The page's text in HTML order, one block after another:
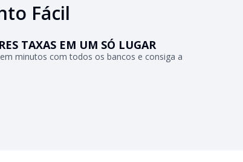
Fácil
TAXAS EM UM SÓ LUGAR
minutos com todos os bancos e consiga a